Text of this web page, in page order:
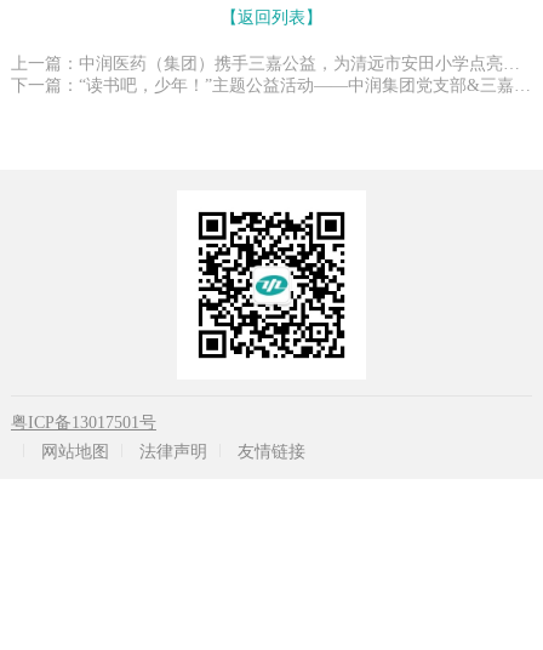
【返回列表】
粤ICP备13017501号
网站地图
法律声明 友情链接